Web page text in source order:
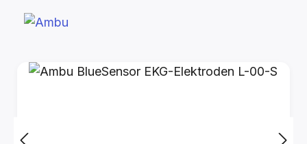
Bildergalerie überspringen